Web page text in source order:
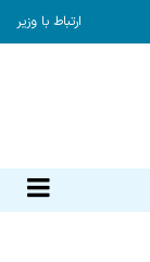
ارتباط با وزیر